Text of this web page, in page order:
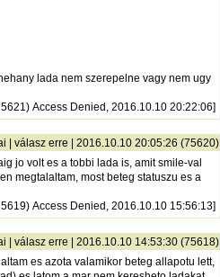
lada nem szerepelne vagy nem ugy
Access Denied, 2016.10.10 20:22:06]
válasz erre | 2016.10.10 20:05:26 (75620)
jo volt es a tobbi lada is, amit smile-val
megtalaltam, most beteg statuszu es a
Access Denied, 2016.10.10 15:56:13]
válasz erre | 2016.10.10 14:53:30 (75618)
es azota valamikor beteg allapotu lett,